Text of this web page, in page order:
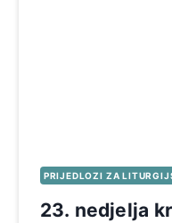
PRIJEDLOZI ZA
23. nedjelja